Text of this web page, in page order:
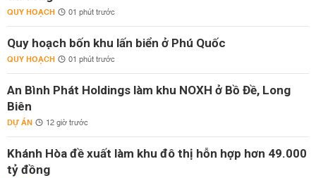
QUY HOẠCH 01 phút trước
Quy hoạch bốn khu lấn biển ở Phú Quốc
QUY HOẠCH 01 phút trước
An Bình Phát Holdings làm khu NOXH ở Bồ Đề, Long
Biên
DỰ ÁN 12 giờ trước
Khánh Hòa đề xuất làm khu đô thị hỗn hợp hơn 49.000
tỷ đồng